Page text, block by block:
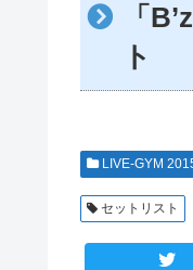
「
ト
LIVE-GYM
セットリスト